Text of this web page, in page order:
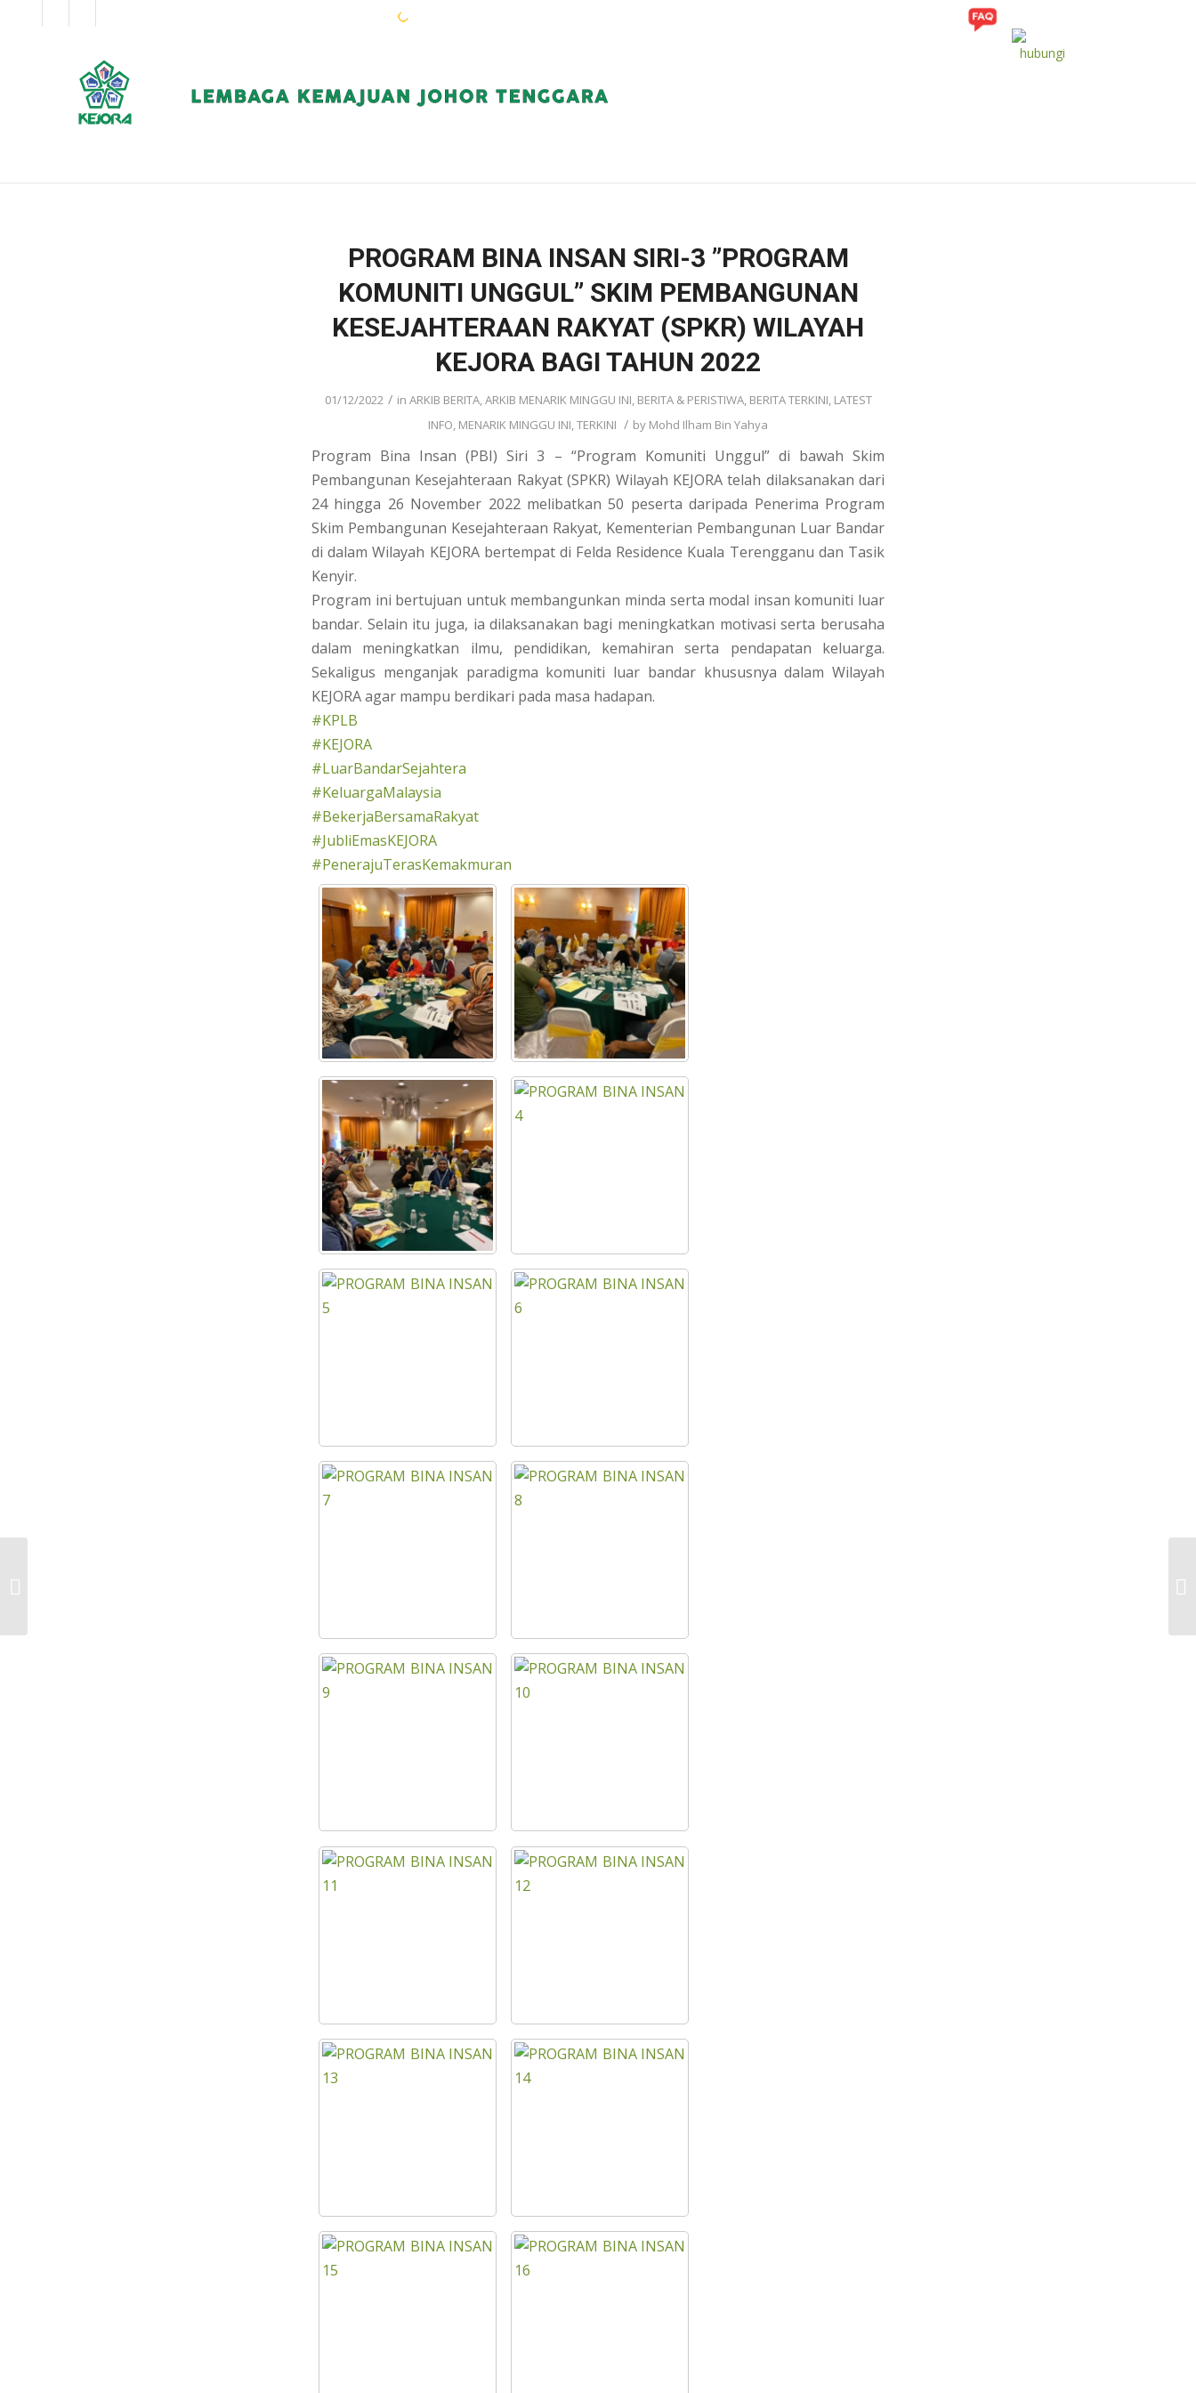
PROGRAM BINA INSAN SIRI-3 ”PROGRAM
KOMUNITI UNGGUL” SKIM PEMBANGUNAN
KESEJAHTERAAN RAKYAT (SPKR) WILAYAH
KEJORA BAGI TAHUN 2022
01/12/2022 / in ARKIB BERITA,ARKIB MENARIK MINGGU INI, BERITA & PERISTIWA, BERITA TERKINI, LATEST
INFO, MENARIK MINGGU INI,TERKINI / by Mohd Ilham Bin Yahya
Program Bina Insan (PBI) Siri 3 – “Program Komuniti Unggul” di bawah Skim
Pembangunan Kesejahteraan Rakyat (SPKR) Wilayah KEJORA telah dilaksanakan dari
24 hingga 26 November 2022 melibatkan 50 peserta daripada Penerima Program
Skim Pembangunan Kesejahteraan Rakyat, Kementerian Pembangunan Luar Bandar
di dalam Wilayah KEJORA bertempat di Felda Residence Kuala Terengganu dan Tasik
Kenyir.
Program ini bertujuan untuk membangunkan minda serta modal insan komuniti luar
bandar. Selain itu juga, ia dilaksanakan bagi meningkatkan motivasi serta berusaha
dalam meningkatkan ilmu, pendidikan, kemahiran serta pendapatan keluarga.
Sekaligus menganjak paradigma komuniti luar bandar khususnya dalam Wilayah
KEJORA agar mampu berdikari pada masa hadapan.
#KPLB
#KEJORA
#LuarBandarSejahtera
#KeluargaMalaysia
#BekerjaBersamaRakyat
#JubliEmasKEJORA
#PenerajuTerasKemakmuran